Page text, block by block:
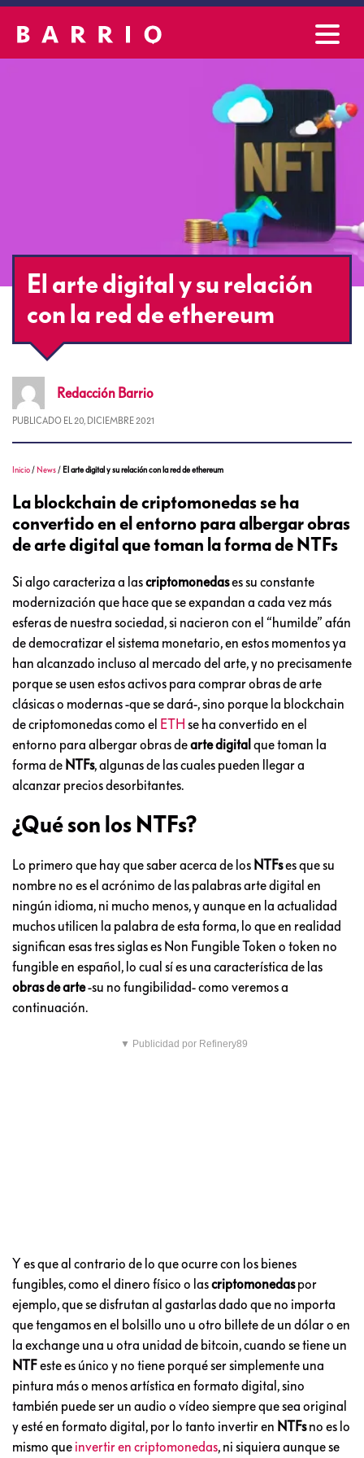
El arte digital y su relación
con la red de ethereum
Redacción Barrio
PUBLICADO EL 20, DICIEMBRE 2021
Inicio / News / El arte digital y su relación con la red de ethereum
La blockchain de criptomonedas se ha
convertido en el entorno para albergar obras
de arte digital que toman la forma de NTFs
Si algo caracteriza a lascriptomonedases su constante
modernización que hace que se expandan a cada vez más
esferas de nuestra sociedad, si nacieron con el “humilde” afán
de democratizar el sistema monetario, en estos momentos ya
han alcanzado incluso al mercado del arte, y no precisamente
porque se usen estos activos para comprar obras de arte
clásicas o modernas -que se dará-, sino porque la blockchain
de criptomonedas como el ETH se ha convertido en el
entorno para albergar obras dearte digital que toman la
forma de NTFs, algunas de las cuales pueden llegar a
alcanzar precios desorbitantes.
¿Qué son los NTFs?
Lo primero que hay que saber acerca de los NTFses que su
nombre no es el acrónimo de las palabras arte digital en
ningún idioma, ni mucho menos, y aunque en la actualidad
muchos utilicen la palabra de esta forma, lo que en realidad
significan esas tres siglas es Non Fungible Token o token no
fungible en español, lo cual sí es una característica de las
obras de arte-su no fungibilidad- como veremos a
continuación.
▼ Publicidad por Refinery89
Y es que al contrario de lo que ocurre con los bienes
fungibles, como el dinero físico o lascriptomonedaspor
ejemplo, que se disfrutan al gastarlas dado que no importa
que tengamos en el bolsillo uno u otro billete de un dólar o en
la exchange una u otra unidad de bitcoin, cuando se tiene un
NTFeste es único y no tiene porqué ser simplemente una
pintura más o menos artística en formato digital, sino
también puede ser un audio o vídeo siempre que sea original
y esté en formato digital, por lo tanto invertir en NTFsno es lo
mismo que invertir en criptomonedas, ni siquiera aunque se